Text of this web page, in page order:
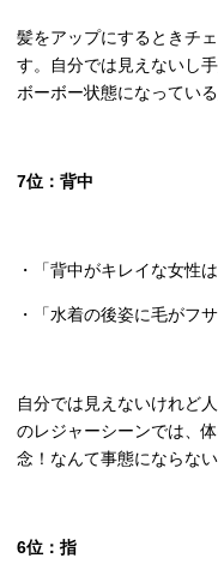
髪をアップにするときチ
す。自分では見えないし
ボーボー状態になってい
7位：背中
・「背中がキレイな女性
・「水着の後姿に毛がフ
自分では見えないけれど
のレジャーシーンでは、
念！なんて事態にならな
6位：指